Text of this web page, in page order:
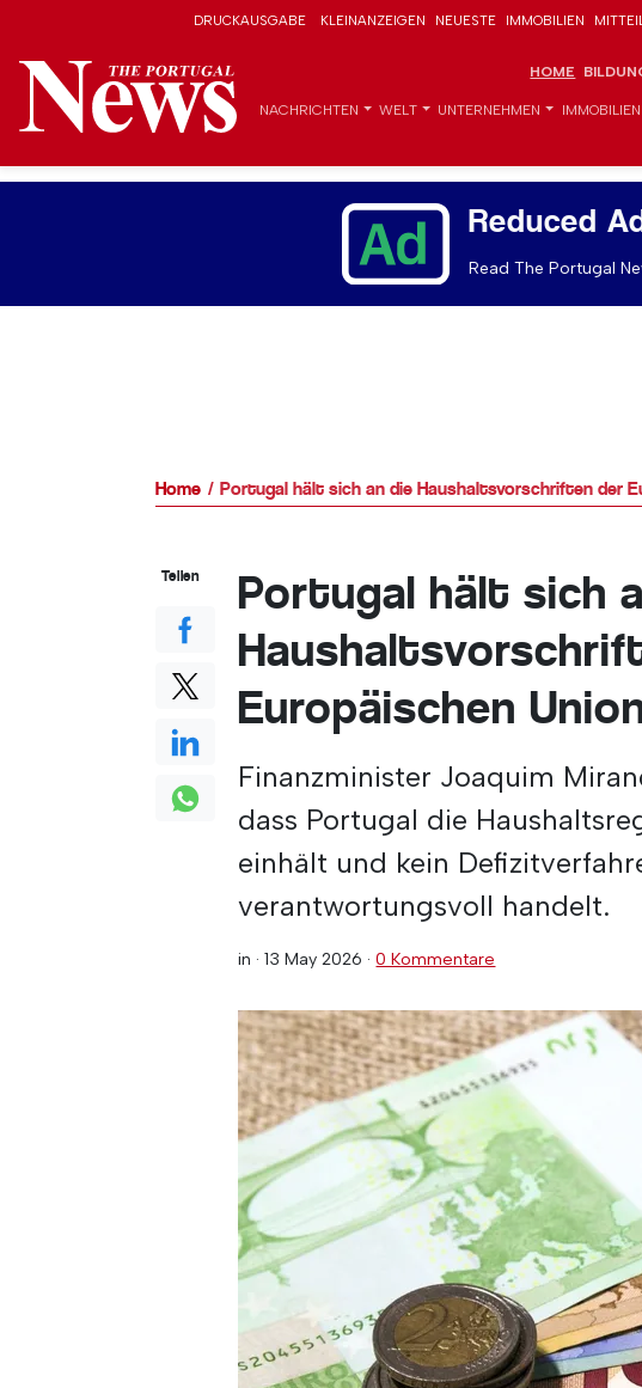
DRUCKAUSGABE KLEINANZEIGEN NEUESTE IMMOBILIEN
HOME
NACHRICHTEN WELT UNTERNEHMEN IMMOBILIEN
Reduced
Read The Portugal
Home Portugal hält sich an die Haushaltsvorschriften der
Portugal hält sich
Europäischen
Finanzminister Joaquim
dass Portugal die
einhält und kein
verantwortungsvoll handelt.
in ·13 May 2026 ·0 Kommentare
Teilen